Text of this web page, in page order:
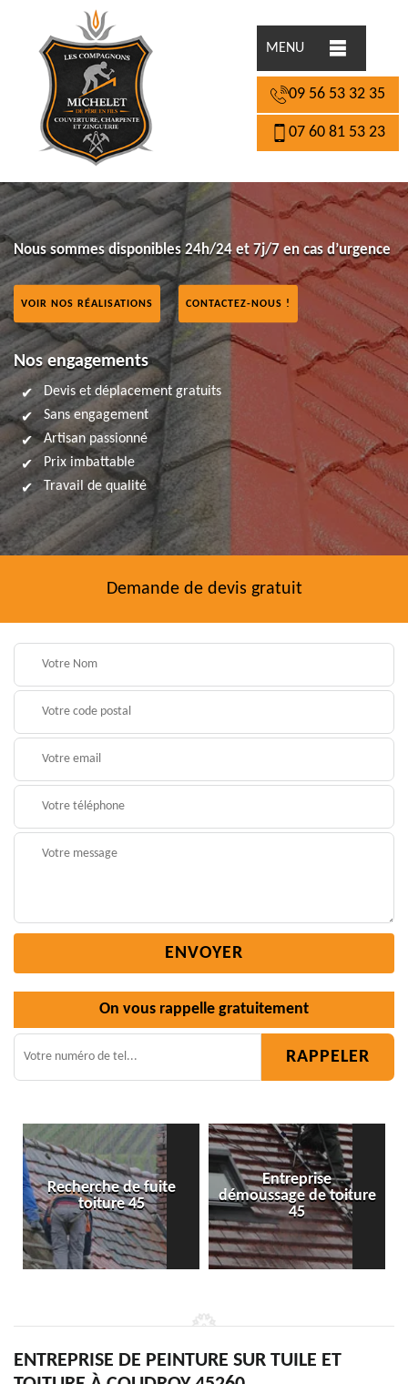
MENU
09 56 53 32 35
07 60 81 53 23
Nous sommes disponibles 24h/24 et 7j/7 en cas d’urgence
VOIR NOS RÉALISATIONS CONTACTEZ-NOUS !
Nos engagements
Devis et déplacement gratuits
Sans engagement
Artisan passionné
Prix imbattable
Travail de qualité
Demande de devis gratuit
On vous rappelle gratuitement
Entreprise
démoussage de toiture
45
Isolation toiture 45
ENTREPRISE DE PEINTURE SUR TUILE ET